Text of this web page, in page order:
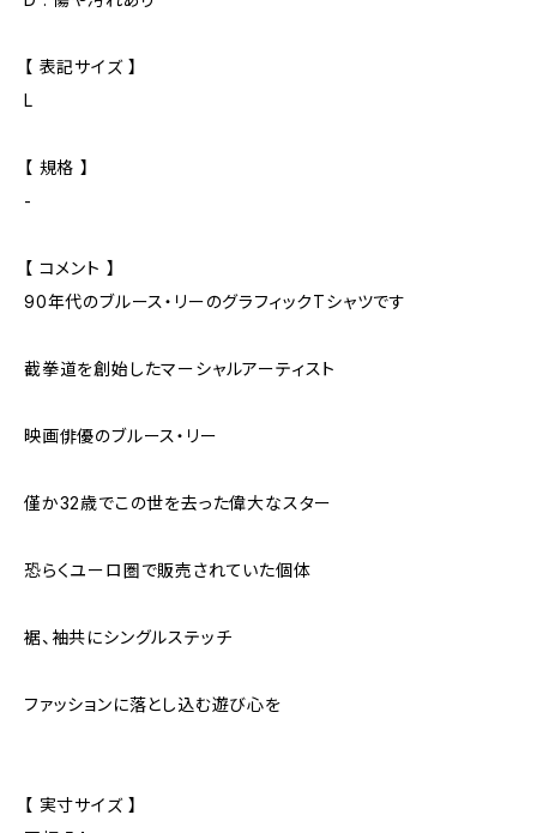
【 表記サイズ 】
L
【 規格 】
-
【 コメント 】
90年代のブルース・リーのグラフィックTシャツです
截拳道を創始したマーシャルアーティスト
映画俳優のブルース・リー
僅か32歳でこの世を去った偉大なスター
恐らくユーロ圏で販売されていた個体
裾、袖共にシングルステッチ
ファッションに落とし込む遊び心を
【 実寸サイズ 】